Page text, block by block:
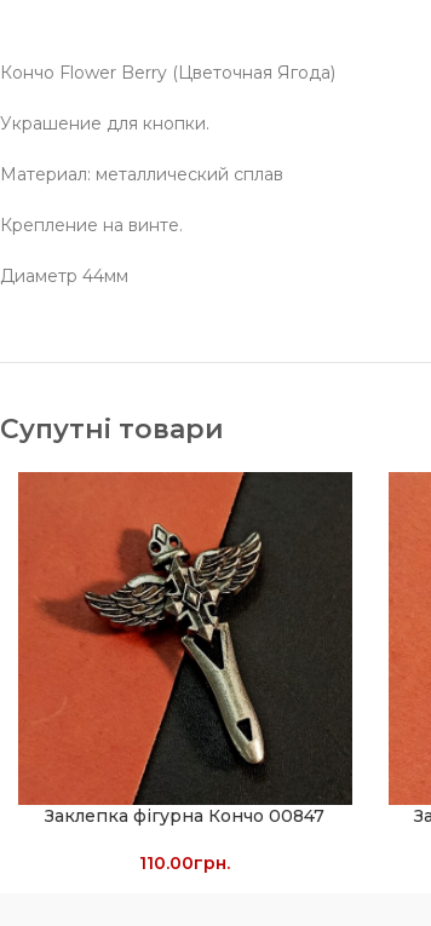
Кончо Flower Berry (Цветочная Ягода)
Украшение для кнопки.
Материал: металлический сплав
Крепление на винте.
Диаметр 44мм
Супутні товари
Заклепка фігурна Кончо 00847
110.00грн.